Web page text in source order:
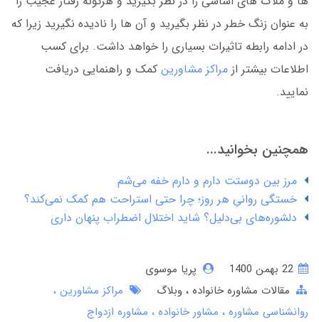
به عنوان زنگ خطر در نظر بگیرید و آن ها را نادیده نگیرید زیرا که
در ادامه رابطه تاثیرات بسیاری را خواهد داشت. برای کسب
اطلاعات بیشتر از مراکز مشاورین کمک و راهنمایی دریافت
نمایید.
همچنین بخوانید...
مرز بین دوستت دارم و دارم خفه می‌شم
خستگی روانیِ هر روز؛ چرا حتی استراحت هم کمک نمی‌کند؟
دلشوره‌های بی‌دلیل؟ شاید اختلال اضطراب پنهان داری
پریا موسوی
مقالات مشاوره خانواده وبلاگ
مراکز مشاورین
روانشناسی مشاوره
مشاور خانواده مشاوره ازدواج